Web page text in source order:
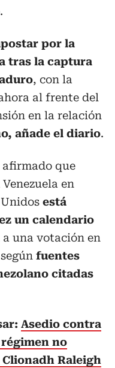
.
por la
tras la captura
, con la
al frente del
en la relación
añade el diario.
que
en
está
un calendario
una votación en
fuentes
citadas
Asedio contra
no
Raleigh